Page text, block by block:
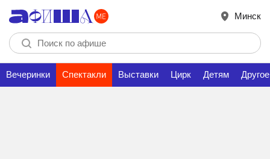
Минск
Вечеринки Спектакли Выставки Цирк Детям Другое